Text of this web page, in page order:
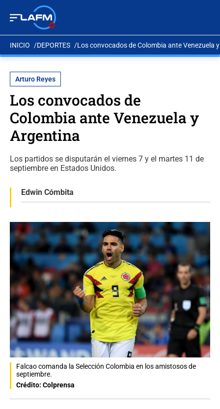
INICIO DEPORTES Los convocados de Colombia ante Venezuela
Arturo Reyes
Los convocados de
Colombia ante Venezuela y
Argentina
Los partidos se disputarán el viernes 7 y el martes 11 de
septiembre en Estados Unidos.
Edwin Cómbita
Falcao comanda la Selección Colombia en los amistosos de
septiembre.
Crédito: Colprensa